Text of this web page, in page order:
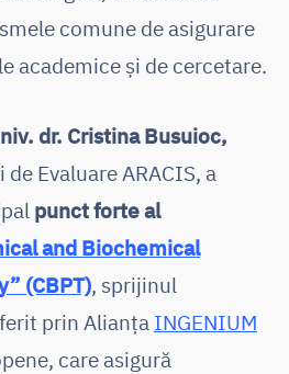
comune de asigurare
academice și de cercetare.
dr. Cristina Busuioc,
Evaluare ARACIS, a
punct forte al
and Biochemical
(CBPT), sprijinul
prin Alianța INGENIUM
care asigură